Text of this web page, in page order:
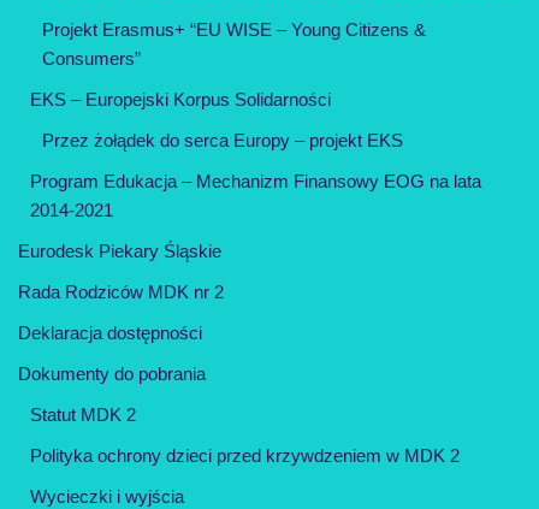
Projekt Erasmus+ “EU WISE – Young Citizens &
Consumers”
EKS – Europejski Korpus Solidarności
Przez żołądek do serca Europy – projekt EKS
Program Edukacja – Mechanizm Finansowy EOG na lata
2014-2021
Eurodesk Piekary Śląskie
Rada Rodziców MDK nr 2
Deklaracja dostępności
Dokumenty do pobrania
Statut MDK 2
Polityka ochrony dzieci przed krzywdzeniem w MDK 2
Wycieczki i wyjścia